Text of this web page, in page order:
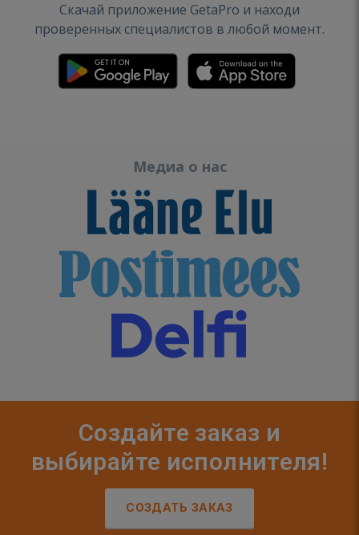
Скачай приложение GetaPro и находи
проверенных специалистов в любой момент.
Медиа о нас
Создайте заказ и
выбирайте исполнителя!
СОЗДАТЬ ЗАКАЗ